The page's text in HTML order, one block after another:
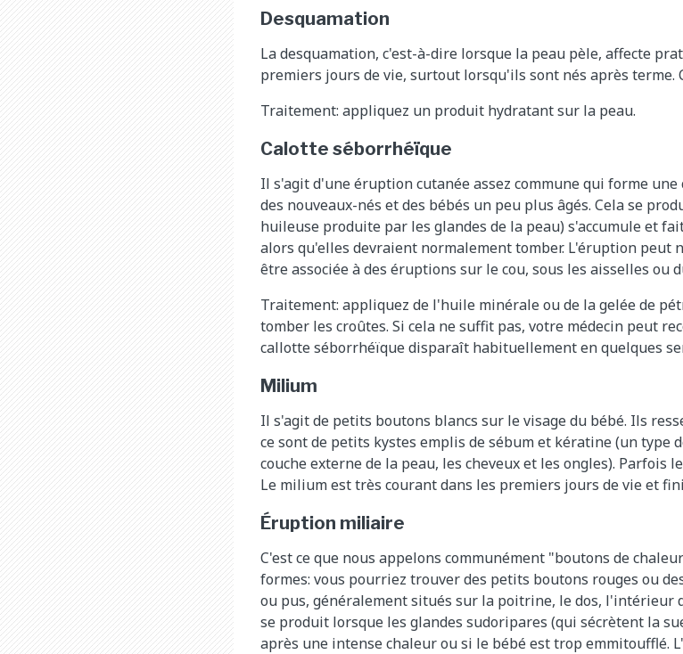
Desquamation
La desquamation, c'est-à-dire lorsque la peau pèle, affecte
premiers jours de vie, surtout lorsqu'ils sont nés après terme.
Traitement: appliquez un produit hydratant sur la peau.
Calotte séborrhéïque
Il s'agit d'une éruption cutanée assez commune qui forme
des nouveaux-nés et des bébés un peu plus âgés. Cela se
huileuse produite par les glandes de la peau) s'accumule et
alors qu'elles devraient normalement tomber. L'éruption peut
être associée à des éruptions sur le cou, sous les aisselles ou
Traitement: appliquez de l'huile minérale ou de la gelée de
tomber les croûtes. Si cela ne suffit pas, votre médecin peut
callotte séborrhéïque disparaît habituellement en quelques
Milium
Il s'agit de petits boutons blancs sur le visage du bébé. Ils
ce sont de petits kystes emplis de sébum et kératine (un
couche externe de la peau, les cheveux et les ongles). Parfois
Le milium est très courant dans les premiers jours de vie et
Éruption miliaire
C'est ce que nous appelons communément "boutons de
formes: vous pourriez trouver des petits boutons rouges ou
ou pus, généralement situés sur la poitrine, le dos, l'intérieur
se produit lorsque les glandes sudoripares (qui sécrètent la
après une intense chaleur ou si le bébé est trop emmitoufflé.